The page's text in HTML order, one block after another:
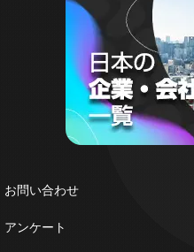
お問い合わせ
アンケート